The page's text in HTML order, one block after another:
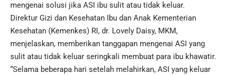
mengenai solusi jika ASI ibu sulit atau tidak keluar.
Direktur Gizi dan Kesehatan Ibu dan Anak Kementerian
Kesehatan (Kemenkes) RI, dr. Lovely Daisy, MKM,
menjelaskan, memberikan tanggapan mengenai ASI yang
sulit atau tidak keluar seringkali membuat para ibu khawatir.
“Selama beberapa hari setelah melahirkan, ASI yang keluar